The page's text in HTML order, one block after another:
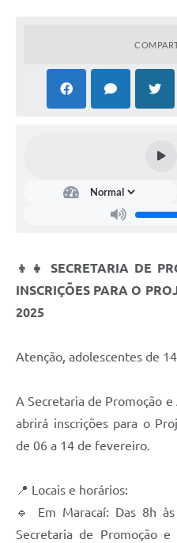
👦👧 SECRETARIA DE
INSCRIÇÕES PARA O
2025
Atenção, adolescentes de
A Secretaria de Promoção e
abrirá inscrições para o
de 06 a 14 de fevereiro.
📍 Locais e horários:
🔹 Em Maracaí: Das 8h
Secretaria de Promoção e